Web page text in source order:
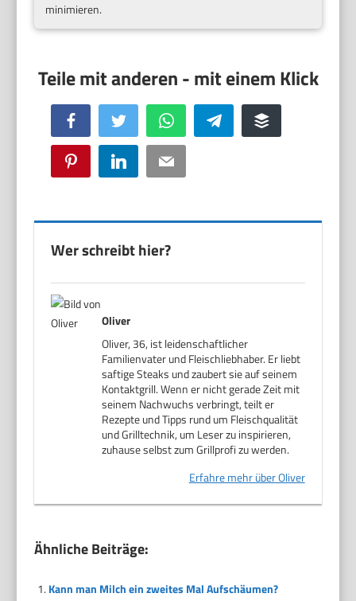
minimieren.
Facebook Twitter WhatsApp Telegram Buffer
Pinterest LinkedIn Email
Wer schreibt hier?
Oliver
Oliver, 36, ist leidenschaftlicher
Familienvater und Fleischliebhaber. Er liebt
saftige Steaks und zaubert sie auf seinem
Kontaktgrill. Wenn er nicht gerade Zeit mit
seinem Nachwuchs verbringt, teilt er
Rezepte und Tipps rund um Fleischqualität
und Grilltechnik, um Leser zu inspirieren,
zuhause selbst zum Grillprofi zu werden.
Erfahre mehr über Oliver
Ähnliche Beiträge:
Kann man Milch ein zweites Mal Aufschäumen?